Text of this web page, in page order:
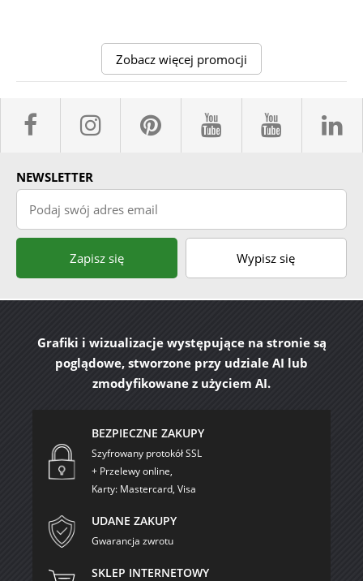
Zobacz więcej promocji
facebook sklepyBELPOL
instagram
pinterestyoutube
NEWSLETTER
Podaj swój adres email
Zapisz się Wypisz się
Grafiki i wizualizacje występujące na stronie są
poglądowe, stworzone przy udziale AI lub
zmodyfikowane z użyciem AI.
BEZPIECZNE ZAKUPY
Szyfrowany protokół SSL
+ Przelewy online,
Karty: Mastercard, Visa
UDANE ZAKUPY
Gwarancja zwrotu
SKLEP INTERNETOWY